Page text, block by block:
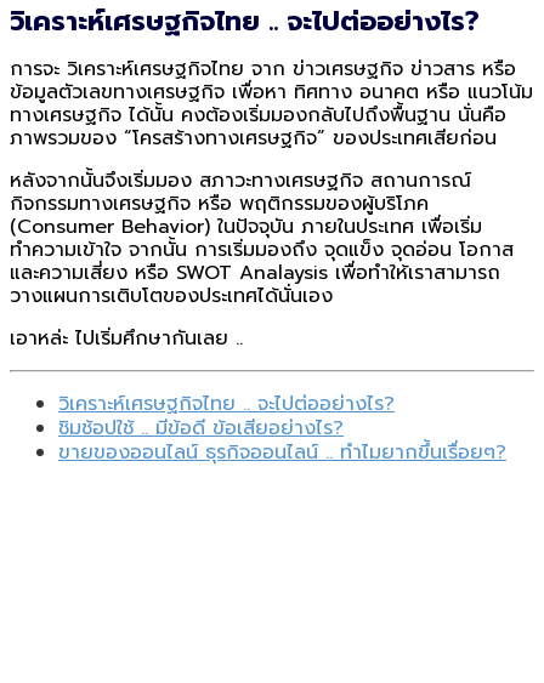
วิเคราะห์เศรษฐกิจไทย .. จะไปต่ออย่างไร?
การจะ วิเคราะห์เศรษฐกิจไทย จาก ข่าวเศรษฐกิจ ข่าวสาร หรือ
ข้อมูลตัวเลขทางเศรษฐกิจ เพื่อหา ทิศทาง อนาคต หรือ แนวโน้ม
ทางเศรษฐกิจ ได้นั้น คงต้องเริ่มมองกลับไปถึงพื้นฐาน นั่นคือ
ภาพรวมของ “โครสร้างทางเศรษฐกิจ” ของประเทศเสียก่อน
หลังจากนั้นจึงเริ่มมอง สภาวะทางเศรษฐกิจ สถานการณ์
กิจกรรมทางเศรษฐกิจ หรือ พฤติกรรมของผู้บริโภค
(Consumer Behavior) ในปัจจุบัน ภายในประเทศ เพื่อเริ่ม
ทำความเข้าใจ จากนั้น การเริ่มมองถึง จุดแข็ง จุดอ่อน โอกาส
และความเสี่ยง หรือ SWOT Analaysis เพื่อทำให้เราสามารถ
วางแผนการเติบโตของประเทศได้นั่นเอง
เอาหล่ะ ไปเริ่มศึกษากันเลย ..
วิเคราะห์เศรษฐกิจไทย .. จะไปต่ออย่างไร?
ชิมช้อปใช้ .. มีข้อดี ข้อเสียอย่างไร?
ขายของออนไลน์ ธุรกิจออนไลน์ .. ทำไมยากขึ้นเรื่อยๆ?